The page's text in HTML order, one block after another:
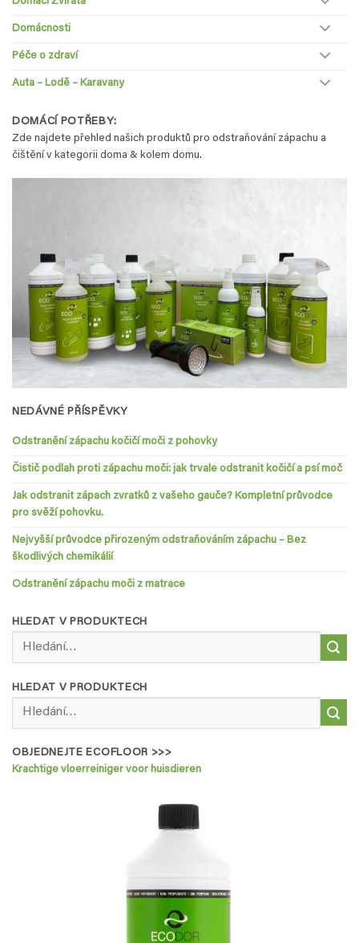
Domácnosti
Péče o zdraví
Auta – Lodě – Karavany
DOMÁCÍ POTŘEBY:
Zde najdete přehled našich produktů pro odstraňování zápachu a
čištění v kategorii doma & kolem domu.
NEDÁVNÉ PŘÍSPĚVKY
Odstranění zápachu kočičí moči z pohovky
Čistič podlah proti zápachu moči: jak trvale odstranit kočičí a psí moč
Jak odstranit zápach zvratků z vašeho gauče? Kompletní průvodce
pro svěží pohovku.
Nejvyšší průvodce přirozeným odstraňováním zápachu – Bez
škodlivých chemikálií
Odstranění zápachu moči z matrace
HLEDAT V PRODUKTECH
HLEDAT V PRODUKTECH
OBJEDNEJTE ECOFLOOR >>>
Krachtige vloerreiniger voor huisdieren